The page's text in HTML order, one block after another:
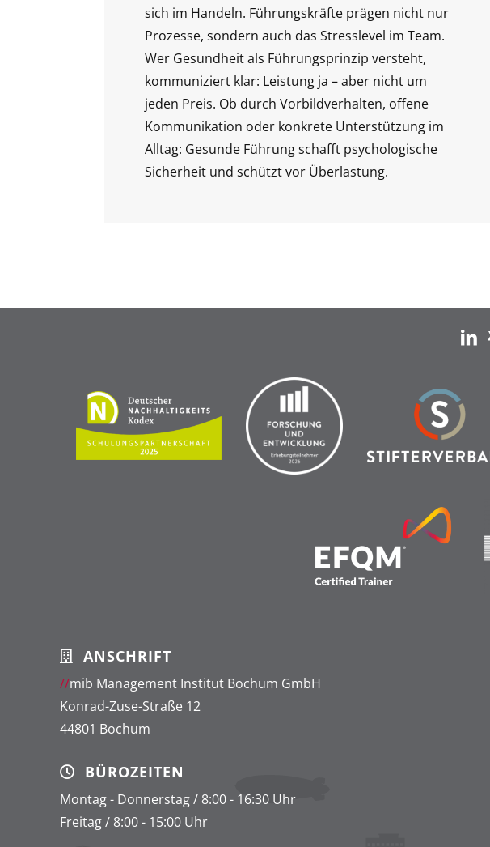
sich im Handeln. Führungskräfte prägen nicht nur
Prozesse, sondern auch das Stresslevel im Team.
Wer Gesundheit als Führungsprinzip versteht,
kommuniziert klar: Leistung ja – aber nicht um
jeden Preis. Ob durch Vorbildverhalten, offene
Kommunikation oder konkrete Unterstützung im
Alltag: Gesunde Führung schafft psychologische
Sicherheit und schützt vor Überlastung.
ANSCHRIFT
//mib Management Institut Bochum GmbH
Konrad-Zuse-Straße 12
44801 Bochum
BÜROZEITEN
Montag - Donnerstag / 8:00 - 16:30 Uhr
Freitag / 8:00 - 15:00 Uhr